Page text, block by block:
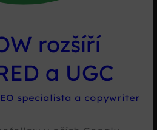
rozšíří
a UGC
specialista a copywriter